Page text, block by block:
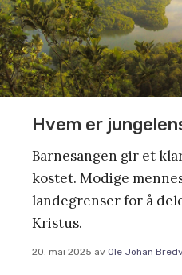
Hvem er
Barnesangen gir et
kostet. Modige
landegrenser for å
Kristus.
20. mai 2025 av Ole Johan